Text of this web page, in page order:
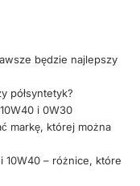
będzie najlepszy
półsyntetyk?
i 0W30
markę, której można
10W40 – różnice, które